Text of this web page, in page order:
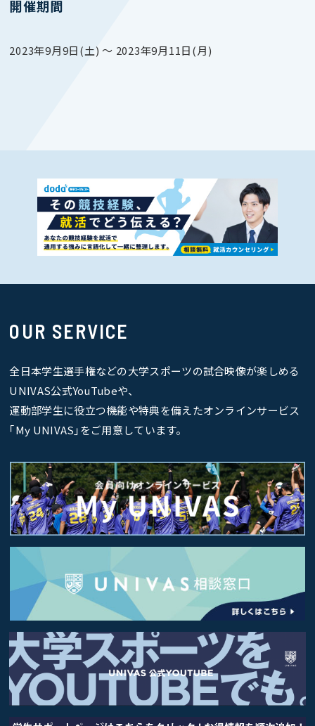
開催期間
2023年9月9日(土) 〜 2023年9月11日(月)
OUR SERVICE
全日本学生選手権などの大学スポーツの試合映像が楽しめる
UNIVAS公式YouTubeや、
運動部学生に役立つ機能や特典を備えたオンラインサービス
｢My UNIVAS｣をご用意しています。